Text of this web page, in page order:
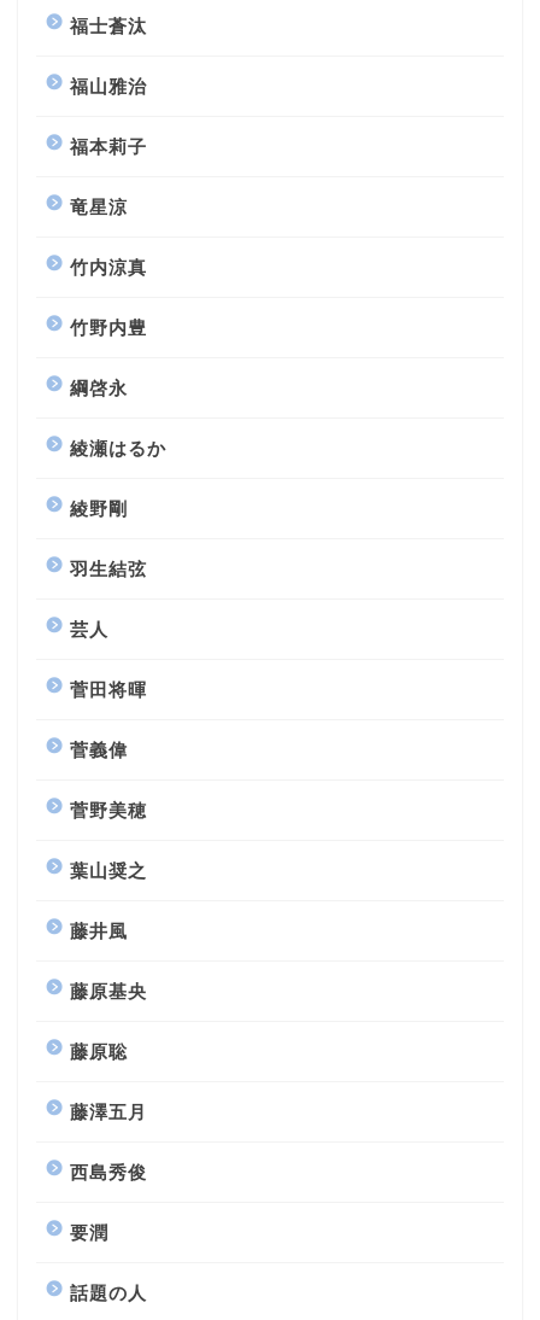
福士蒼汰
福山雅治
福本莉子
竜星涼
竹内涼真
竹野内豊
綱啓永
綾瀬はるか
綾野剛
羽生結弦
芸人
菅田将暉
菅義偉
菅野美穂
葉山奨之
藤井風
藤原基央
藤原聡
藤澤五月
西島秀俊
要潤
話題の人